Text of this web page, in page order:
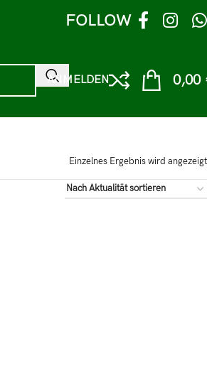
FOLLOW
ANMELDEN 0,00
Einzelnes Ergebnis wird angezeigt